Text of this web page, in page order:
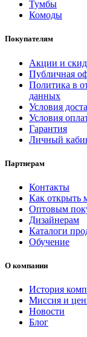
Тумбы
Комоды
Покупателям
Акции и
Публичная
Политика в
данных
Условия
Условия
Гарантия
Личный
Партнерам
Контакты
Как открыть
Оптовым
Дизайнерам
Каталоги
Обучение
О компании
История
Миссия и
Новости
Блог